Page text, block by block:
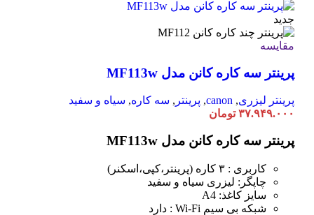
جدید
مقایسه
پرینتر سه کاره کانن مدل MF113w
پرینتر لیزری,
canon
, پرینتر , سه کاره, سیاه و سفید
۳۷.۹۴۹.۰۰۰ تومان
پرینتر سه کاره کانن مدل MF113w
کاربری : ۳ کاره (پرینتر،کپی،اسکنر)
چاپگر: لیزری سیاه و سفید
سایز کاغذ: A4
شبکه بی سیم Wi-Fi : دارد